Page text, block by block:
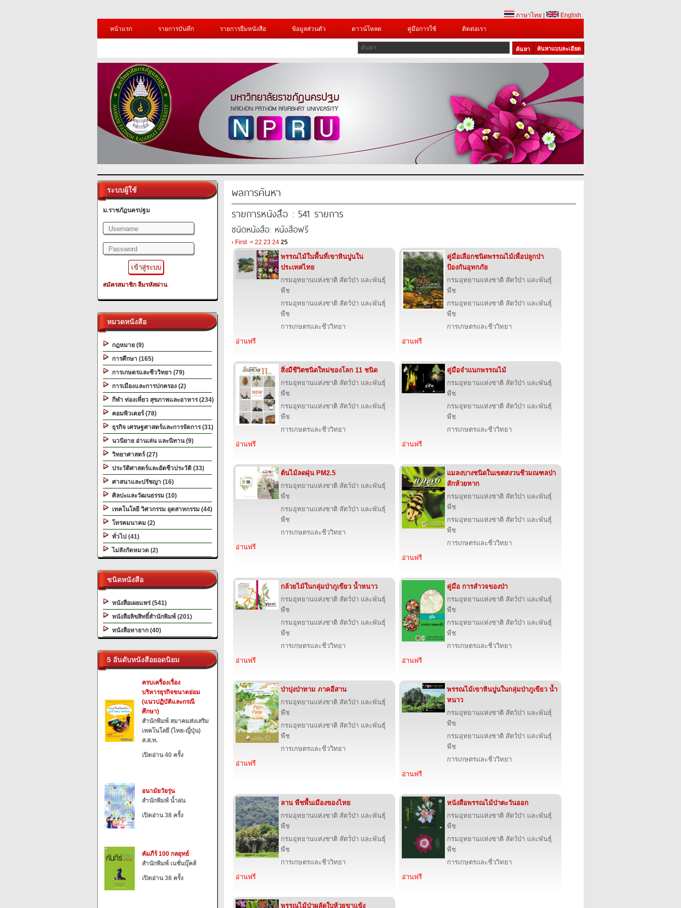
ภาษาไทย
English
หน้าแรก
รายการบันทึก รายการยืมหนังสือ ข้อมูลส่วนตัว ดาวน์โหลด คู่มือการใช้ ติดต่อเรา
ค้นหาแบบละเอียด
ระบบผู้ใช้
ม.ราชภัฏนครปฐม
สมัครสมาชิก ลืมรหัสผ่าน
หมวดหนังสือ
กฎหมาย (9)
การศึกษา (165)
การเกษตรและชีววิทยา (79)
การเมืองและการปกครอง (2)
กีฬา ท่องเที่ยว สุขภาพและอาหาร (234)
คอมพิวเตอร์ (78)
ธุรกิจ เศรษฐศาสตร์และการจัดการ (31)
นวนิยาย อ่านเล่น และนิทาน (9)
วิทยาศาสตร์ (27)
ประวัติศาสตร์และอัตชีวประวัติ (33)
ศาสนาและปรัชญา (16)
ศิลปะและวัฒนธรรม (10)
เทคโนโลยี วิศวกรรม อุตสาหกรรม (44)
โทรคมนาคม (2)
ทั่วไป (41)
ไม่สังกัดหมวด (2)
ชนิดหนังสือ
หนังสือเผยแพร่ (541)
หนังสือลิขสิทธิ์สำนักพิมพ์ (201)
หนังสือหายาก (40)
5 อันดับหนังสือยอดนิยม
ครบเครื่องเรื่อง
บริหารธุรกิจขนาดย่อม
(แนวปฏิบัติและกรณี
ศึกษา)
สำนักพิมพ์ สมาคมส่งเสริม
เทคโนโลยี (ไทย-ญี่ปุ่น)
ส.ส.ท.
เปิดอ่าน 40 ครั้ง
อนามัยวัยรุ่น
สำนักพิมพ์ น้ำฝน
เปิดอ่าน 38 ครั้ง
คัมภีร์ 100 กลยุทธ์
สำนักพิมพ์ เนชั่นบุ๊คส์
เปิดอ่าน 38 ครั้ง
ผลการค้นหา
รายการหนังสือ : 541 รายการ
ชนิดหนังสือ: หนังสือฟรี
‹ First < 22 23 24 25
พรรณไม้ในพื้นที่เขาหินปูนใน
ประเทศไทย
กรมอุทยานแห่งชาติ สัตว์ป่า และพันธุ์
พืช
กรมอุทยานแห่งชาติ สัตว์ป่า และพันธุ์
พืช
การเกษตรและชีววิทยา
อ่านฟรี
คู่มือเลือกชนิดพรรณไม้เพื่อปลูกป่า
ป้องกันอุทกภัย
กรมอุทยานแห่งชาติ สัตว์ป่า และพันธุ์
พืช
กรมอุทยานแห่งชาติ สัตว์ป่า และพันธุ์
พืช
การเกษตรและชีววิทยา
อ่านฟรี
สิ่งมีชีวิตชนิดใหม่ของโลก 11 ชนิด
กรมอุทยานแห่งชาติ สัตว์ป่า และพันธุ์
พืช
กรมอุทยานแห่งชาติ สัตว์ป่า และพันธุ์
พืช
การเกษตรและชีววิทยา
อ่านฟรี
คู่มือจำแนกพรรณไม้
กรมอุทยานแห่งชาติ สัตว์ป่า และพันธุ์
พืช
กรมอุทยานแห่งชาติ สัตว์ป่า และพันธุ์
พืช
การเกษตรและชีววิทยา
อ่านฟรี
ต้นไม้ลดฝุ่น PM2.5
กรมอุทยานแห่งชาติ สัตว์ป่า และพันธุ์
พืช
กรมอุทยานแห่งชาติ สัตว์ป่า และพันธุ์
พืช
การเกษตรและชีววิทยา
อ่านฟรี
แมลงบางชนิดในเขตสงวนชีวมณฑลป่า
สักห้วยทาก
กรมอุทยานแห่งชาติ สัตว์ป่า และพันธุ์
พืช
กรมอุทยานแห่งชาติ สัตว์ป่า และพันธุ์
พืช
การเกษตรและชีววิทยา
อ่านฟรี
กล้วยไม้ในกลุ่มป่าภูเขียว น้ำหนาว
กรมอุทยานแห่งชาติ สัตว์ป่า และพันธุ์
พืช
กรมอุทยานแห่งชาติ สัตว์ป่า และพันธุ์
พืช
การเกษตรและชีววิทยา
อ่านฟรี
คู่มือ การสำวจของป่า
กรมอุทยานแห่งชาติ สัตว์ป่า และพันธุ์
พืช
กรมอุทยานแห่งชาติ สัตว์ป่า และพันธุ์
พืช
การเกษตรและชีววิทยา
อ่านฟรี
ป่าบุ่งป่าทาม ภาคอีสาน
กรมอุทยานแห่งชาติ สัตว์ป่า และพันธุ์
พืช
กรมอุทยานแห่งชาติ สัตว์ป่า และพันธุ์
พืช
การเกษตรและชีววิทยา
อ่านฟรี
พรรณไม้เขาหินปูนในกลุ่มป่าภูเขียว น้ำ
หนาว
กรมอุทยานแห่งชาติ สัตว์ป่า และพันธุ์
พืช
กรมอุทยานแห่งชาติ สัตว์ป่า และพันธุ์
พืช
การเกษตรและชีววิทยา
อ่านฟรี
ลาน พืชพื้นเมืองของไทย
กรมอุทยานแห่งชาติ สัตว์ป่า และพันธุ์
พืช
กรมอุทยานแห่งชาติ สัตว์ป่า และพันธุ์
พืช
การเกษตรและชีววิทยา
อ่านฟรี
หนังสือพรรณไม้ป่าตะวันออก
กรมอุทยานแห่งชาติ สัตว์ป่า และพันธุ์
พืช
กรมอุทยานแห่งชาติ สัตว์ป่า และพันธุ์
พืช
การเกษตรและชีววิทยา
อ่านฟรี
พรรณไม้ป่าผลัดใบห้วยขาแข้ง